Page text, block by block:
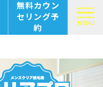
無料カウン
セリング予
約
MENU